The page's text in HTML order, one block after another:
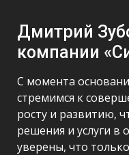
Дмитрий
компании
С момента
стремимся к
росту и развитию,
решения и услуги в
уверены, что